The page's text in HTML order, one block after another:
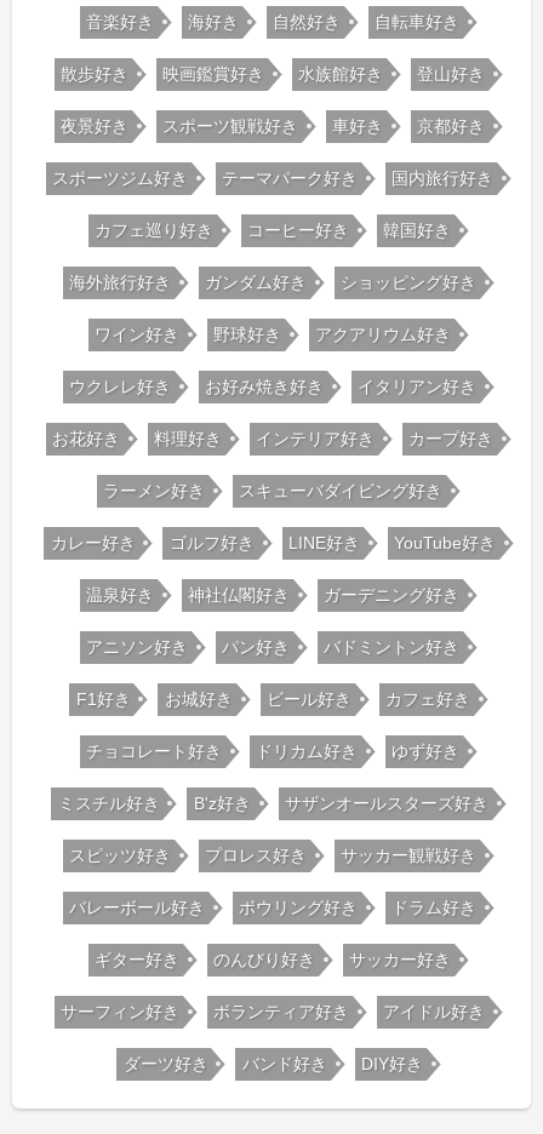
音楽好き 海好き 自然好き 自転車好き
散歩好き 映画鑑賞好き 水族館好き 登山好き
夜景好き スポーツ観戦好き 車好き 京都好き
スポーツジム好き テーマパーク好き 国内旅行好き
カフェ巡り好き コーヒー好き 韓国好き
海外旅行好き ガンダム好き ショッピング好き
ワイン好き 野球好き アクアリウム好き
ウクレレ好き お好み焼き好き イタリアン好き
お花好き 料理好き インテリア好き カープ好き
ラーメン好き スキューバダイビング好き
カレー好き ゴルフ好き LINE好き YouTube好き
温泉好き 神社仏閣好き ガーデニング好き
アニソン好き パン好き バドミントン好き
F1好き お城好き ビール好き カフェ好き
チョコレート好き ドリカム好き ゆず好き
ミスチル好き B'z好き サザンオールスターズ好き
スピッツ好き プロレス好き サッカー観戦好き
バレーボール好き ボウリング好き ドラム好き
ギター好き のんびり好き サッカー好き
サーフィン好き ボランティア好き アイドル好き
ダーツ好き バンド好き DIY好き